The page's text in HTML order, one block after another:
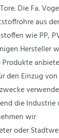
Die Fa.
aus
wie PP,
Hersteller
den Einzug
die Industrie
wir
oder